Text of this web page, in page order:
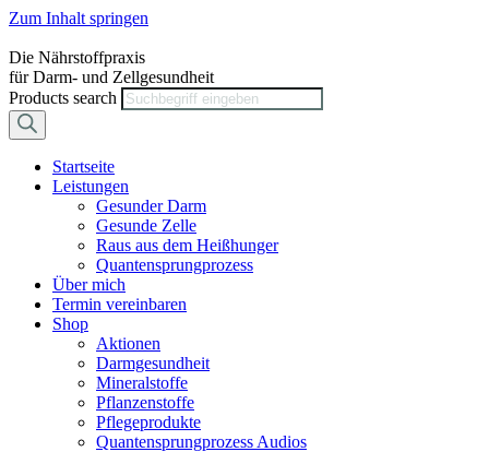
Zum Inhalt springen
Die Nährstoffpraxis
für Darm- und Zellgesundheit
Products search
Startseite
Leistungen
Gesunder Darm
Gesunde Zelle
Raus aus dem Heißhunger
Quantensprungprozess
Über mich
Termin vereinbaren
Shop
Aktionen
Darmgesundheit
Mineralstoffe
Pflanzenstoffe
Pflegeprodukte
Quantensprungprozess Audios